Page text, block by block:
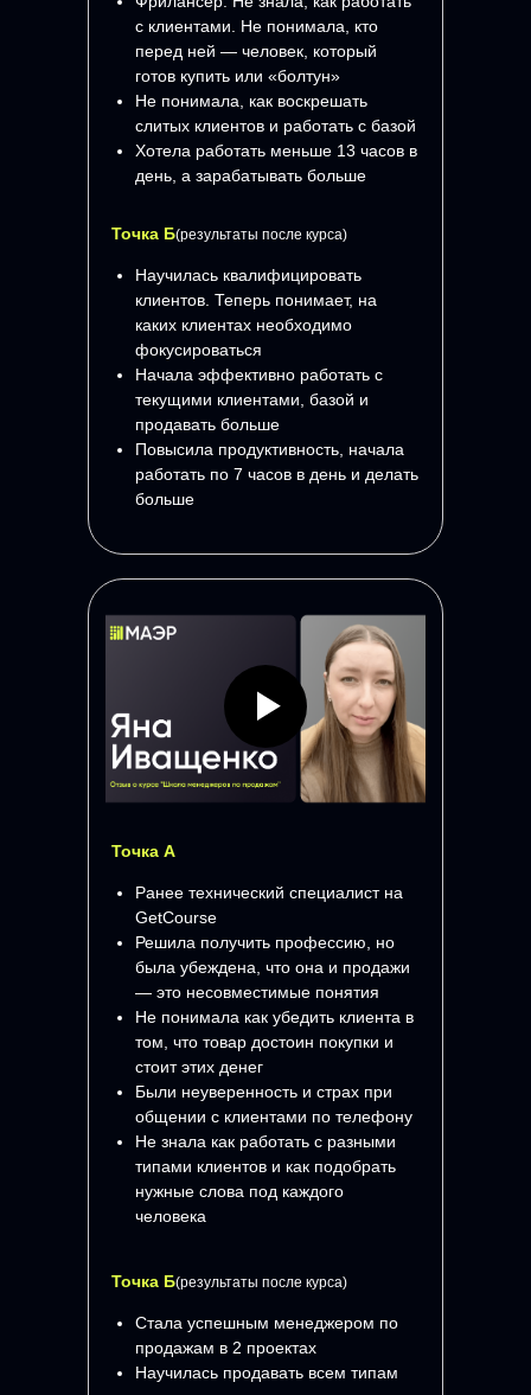
с клиентами. Не понимала, кто
перед ней — человек, который
готов купить или «болтун»
Не понимала, как воскрешать
слитых клиентов и работать с базой
Хотела работать меньше 13 часов в
день, а зарабатывать больше
Точка Б
Научилась квалифицировать
клиентов. Теперь понимает, на
каких клиентах необходимо
фокусироваться
Начала эффективно работать с
текущими клиентами, базой и
продавать больше
Повысила продуктивность, начала
работать по 7 часов в день и делать
больше
(результаты после курса)
Точка А
Ранее технический специалист на
GetCourse
Решила получить профессию, но
была убеждена, что она и продажи
— это несовместимые понятия
Не понимала как убедить клиента в
том, что товар достоин покупки и
стоит этих денег
Были неуверенность и страх при
общении с клиентами по телефону
Не знала как работать с разными
типами клиентов и как подобрать
нужные слова под каждого
человека
Точка Б
Стала успешным менеджером по
продажам в 2 проектах
Научилась продавать всем типам
(результаты после курса)